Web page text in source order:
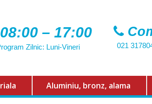
08:00 – 17:00
Zilnic: Luni-Vineri 021
Aluminiu, bronz, alama